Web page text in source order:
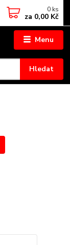
Menu
Hledat
0 ks
za 0,00 Kč